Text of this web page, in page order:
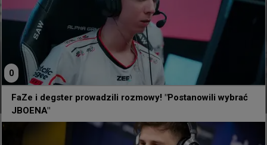
Zdjęcie:
MUTiRiS: Myślę, że dojście do
naprawdę dobrego poziomu zajmie nam
około trzech lub czterech miesięcy
0
FaZe i degster prowadzili rozmowy! "Postanowili wybrać
JBOENA"